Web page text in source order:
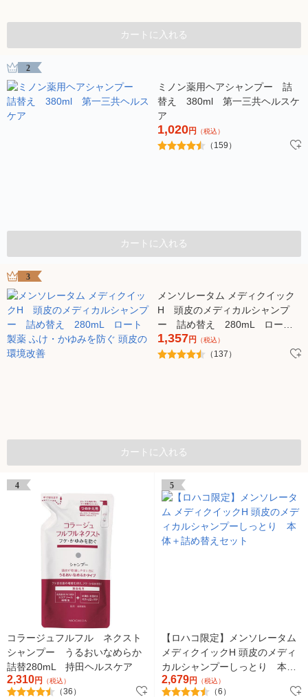
カートに入れる
2
ミノン薬用ヘアシャンプー 詰
替え 380ml 第一三共ヘルスケ
ア
1,020円 （税込）
（159）
カートに入れる
3
メンソレータム メディクイック
H 頭皮のメディカルシャンプ
ー 詰め替え 280mL ロート
製薬 ふけ・かゆみを防ぐ 頭皮の
環境改善
1,357円 （税込）
（137）
カートに入れる
4
コラージュフルフル ネクスト
シャンプー うるおいなめらか
詰替280mL 持田ヘルスケア
2,310円 （税込）
（36）
5
【ロハコ限定】メンソレータム
メディクイックH 頭皮のメディ
カルシャンプーしっとり 本体
＋詰め替えセット
2,679円 （税込）
（6）